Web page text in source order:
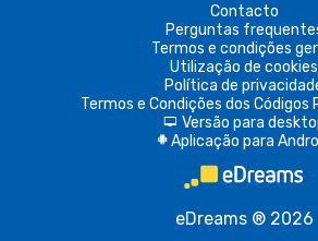
Contacto
Perguntas
Termos e condições
Utilização de cookies
Política de
Termos e Condições dos Códigos
d Versão para
A Aplicação para
eDreams ® 2026